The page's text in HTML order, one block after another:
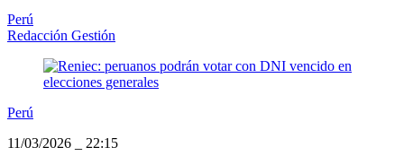
Perú
Redacción Gestión
Perú
11/03/2026
22:15